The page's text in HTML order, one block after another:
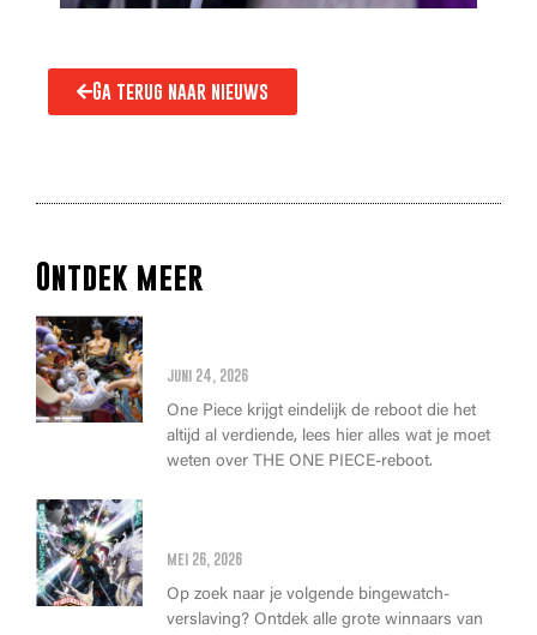
Ga terug naar nieuws
Ontdek meer
juni 24, 2026
One Piece krijgt eindelijk de reboot die het
altijd al verdiende, lees hier alles wat je moet
weten over THE ONE PIECE-reboot.
mei 26, 2026
Op zoek naar je volgende bingewatch-
verslaving? Ontdek alle grote winnaars van